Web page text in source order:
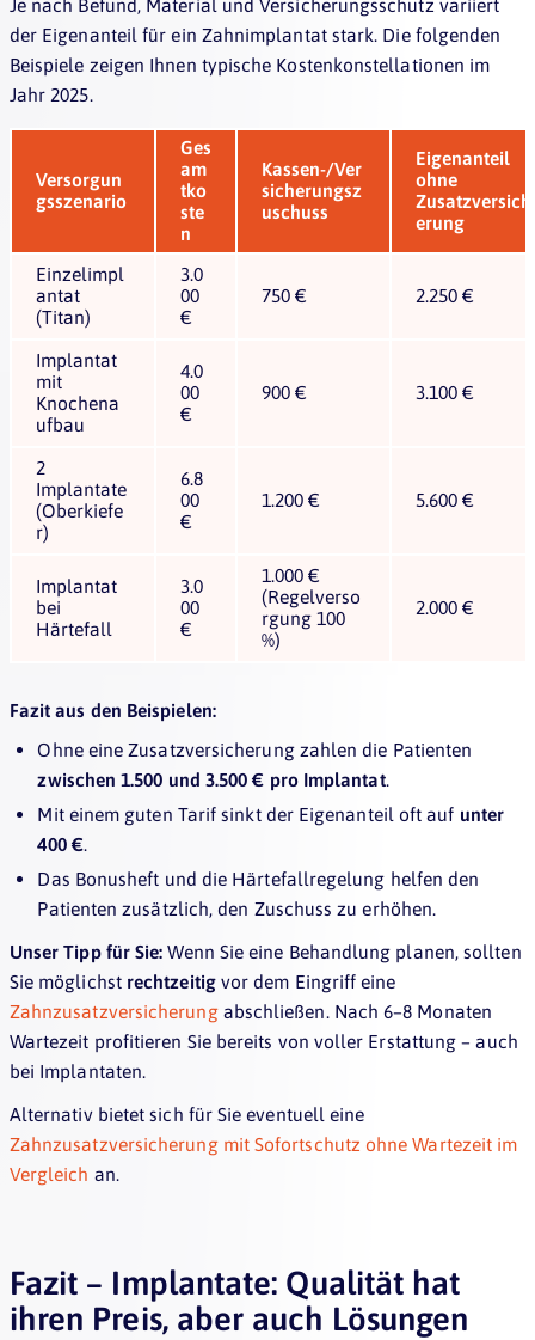
Je nach Befund, Material und Versicherungsschutz variiert
der Eigenanteil für ein Zahnimplantat stark. Die folgenden
Beispiele zeigen Ihnen typische Kostenkonstellationen im
Jahr 2025.
Versorgun
gsszenario
Ges
am
tko
ste
n
Kassen-/Ver
sicherungsz
uschuss
Eigenanteil
ohne
Zusatzversich
erung
Einzelimpl
antat
(Titan)
3.0
00
€
750 € 2.250 €
Implantat
mit
Knochena
ufbau
4.0
00
€
900 € 3.100 €
2
Implantate
(Oberkiefe
r)
6.8
00
€
1.200 € 5.600 €
Implantat
bei
Härtefall
3.0
00
€
1.000 €
(Regelverso
rgung 100
%)
2.000 €
Fazit aus den Beispielen:
Ohne eine Zusatzversicherung zahlen die Patienten
zwischen 1.500 und 3.500 € pro Implantat.
Mit einem guten Tarif sinkt der Eigenanteil oft auf unter
400 €.
Das Bonusheft und die Härtefallregelung helfen den
Patienten zusätzlich, den Zuschuss zu erhöhen.
Unser Tipp für Sie:Wenn Sie eine Behandlung planen, sollten
Sie möglichst rechtzeitigvor dem Eingriff eine
Zahnzusatzversicherungabschließen. Nach 6–8 Monaten
Wartezeit profitieren Sie bereits von voller Erstattung – auch
bei Implantaten.
Alternativ bietet sich für Sie eventuell eine
Zahnzusatzversicherung mit Sofortschutz ohne Wartezeit im
Vergleich an.
Fazit – Implantate: Qualität hat
ihren Preis, aber auch Lösungen